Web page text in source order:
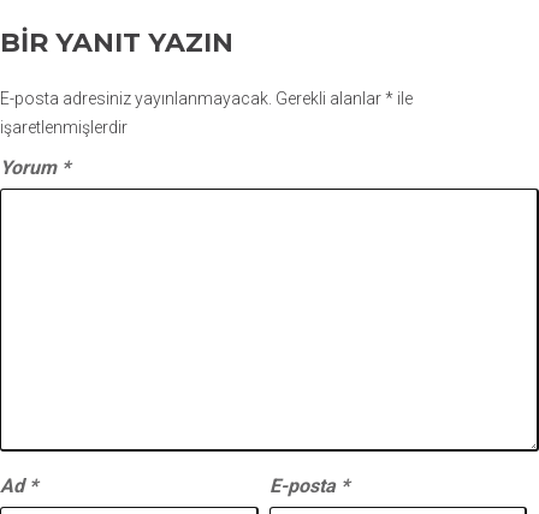
BIR YANIT YAZIN
E-posta adresiniz yayınlanmayacak. Gerekli alanlar* ile
işaretlenmişlerdir
Yorum *
Ad * E-posta *